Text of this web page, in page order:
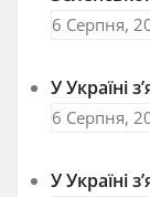
6 Серпня,
У Україні
6 Серпня,
У Україні